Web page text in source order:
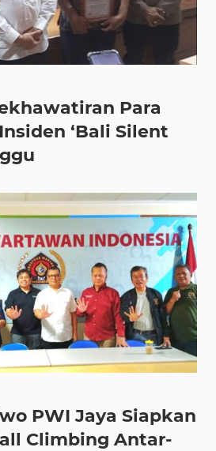
Para
‘Bali Silent
PWI Jaya Siapkan
Climbing Antar-